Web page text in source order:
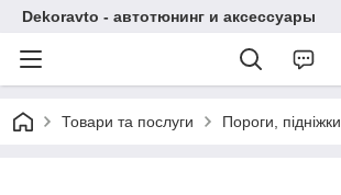
Dekoravto - автотюнинг и аксессуары
Товари та послуги Пороги, підніжки